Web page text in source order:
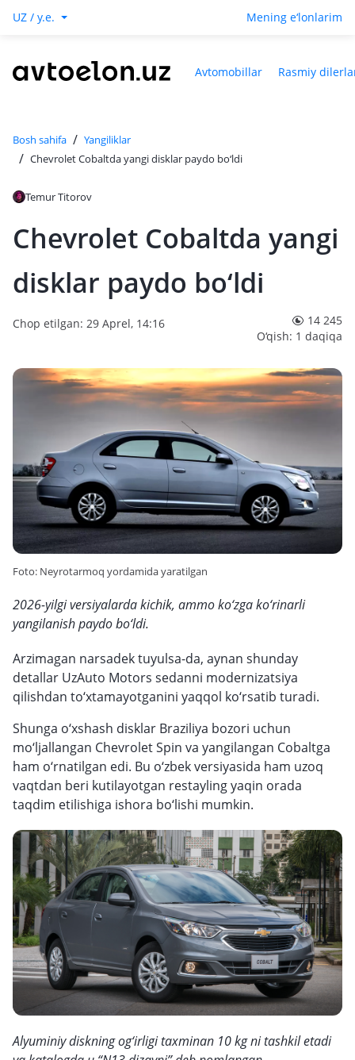
UZ / y.e. Mening e‘lonlarim
Avtomobillar Rasmiy
Bosh sahifa / Yangiliklar
/ Chevrolet Cobaltda yangi disklar paydo bo‘ldi
Temur Titorov
Chevrolet Cobaltda yangi
disklar paydo bo‘ldi
Chop etilgan: 29 Aprel, 14:16
14 245
O‘qish: 1 daqiqa
Foto: Neyrotarmoq yordamida yaratilgan
2026-yilgi versiyalarda kichik, ammo ko‘zga ko‘rinarli
yangilanish paydo bo‘ldi.
Arzimagan narsadek tuyulsa-da, aynan shunday
detallar UzAuto Motors sedanni modernizatsiya
qilishdan to‘xtamayotganini yaqqol ko‘rsatib turadi.
Shunga o‘xshash disklar Braziliya bozori uchun
mo‘ljallangan Chevrolet Spin va yangilangan Cobaltga
ham o‘rnatilgan edi. Bu o‘zbek versiyasida ham uzoq
vaqtdan beri kutilayotgan restayling yaqin orada
taqdim etilishiga ishora bo‘lishi mumkin.
Alyuminiy diskning og‘irligi taxminan 10 kg ni tashkil etadi